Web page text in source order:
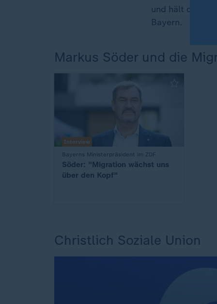
und hält dieses
Bayern.
Markus Söder und die
Interview
Bayerns Ministerpräsident im ZDF
:
Söder: "Migration wächst uns
über den Kopf"
Christlich Soziale Union